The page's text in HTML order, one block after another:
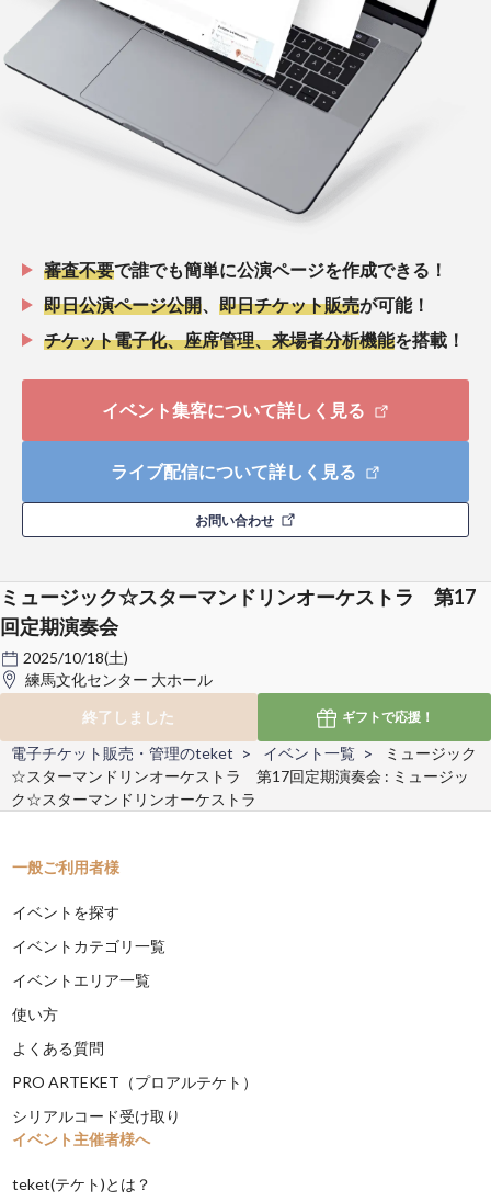
審査不要で誰でも簡単に公演ページを作成できる！
即日公演ページ公開
即日チケット販売が可能！
チケット電子化、座席管理、来場者分析機能を搭載！
イベント集客について詳しく見る
ライブ配信について詳しく見る
お問い合わせ
ミュージック☆スターマンドリンオーケストラ 第17
回定期演奏会
2025/10/18(土)
練馬文化センター 大ホール
終了しました
ギフトで応援！
電子チケット販売・管理のteket イベント一覧
ミュージック
☆スターマンドリンオーケストラ 第17回定期演奏会 : ミュージッ
ク☆スターマンドリンオーケストラ
一般ご利用者様
イベントを探す
イベントカテゴリ一覧
イベントエリア一覧
使い方
よくある質問
PRO ARTEKET（プロアルテケト）
シリアルコード受け取り
イベント主催者様へ
teket(テケト)とは？